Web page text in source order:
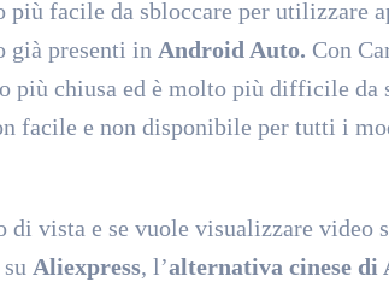
più facile da sbloccare per utilizzare
già presenti in Android Auto. Con
più chiusa ed è molto più difficile da
facile e non disponibile per tutti i
di vista e se vuole visualizzare video
Aliexpress, l’alternativa cinese di